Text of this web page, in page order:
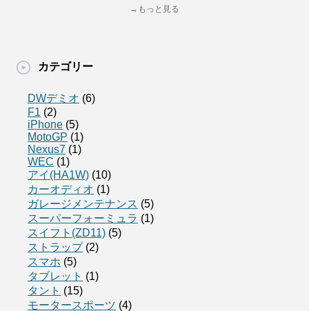
→もっと見る
カテゴリー
DWデミオ (6)
F1 (2)
iPhone (5)
MotoGP (1)
Nexus7 (1)
WEC (1)
アイ(HA1W) (10)
カーオディオ (1)
ガレージメンテナンス (5)
スーパーフォーミュラ (1)
スイフト(ZD11) (5)
ストラップ(2)
スマホ (5)
タブレット (1)
タント (15)
モータースポーツ (4)